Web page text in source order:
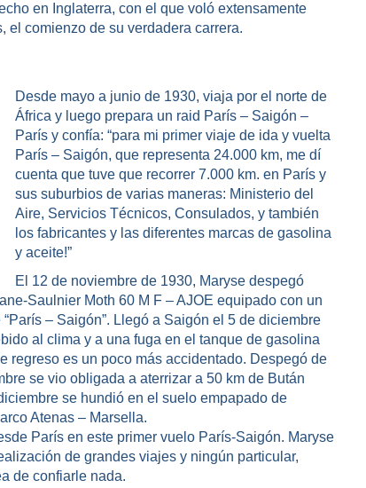
en Inglaterra, con el que voló extensamente
el comienzo de su verdadera carrera.
Desde mayo a junio de 1930, viaja por el norte de
África y luego prepara un raid París – Saigón –
París y confía: “para mi primer viaje de ida y vuelta
París – Saigón, que representa 24.000 km, me dí
cuenta que tuve que recorrer 7.000 km. en París y
sus suburbios de varias maneras: Ministerio del
Aire, Servicios Técnicos, Consulados, y también
los fabricantes y las diferentes marcas de gasolina
y aceite!”
El 12 de noviembre de 1930, Maryse despegó
Saulnier Moth 60 M F – AJOE equipado con un
– Saigón”. Llegó a Saigón el 5 de diciembre
al clima y a una fuga en el tanque de gasolina
regreso es un poco más accidentado. Despegó de
se vio obligada a aterrizar a 50 km de Bután
se hundió en el suelo empapado de
Atenas – Marsella.
París en este primer vuelo París-Saigón. Maryse
de grandes viajes y ningún particular,
de confiarle nada.